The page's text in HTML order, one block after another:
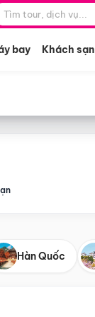
bay Khách sạn
Hàn Quốc